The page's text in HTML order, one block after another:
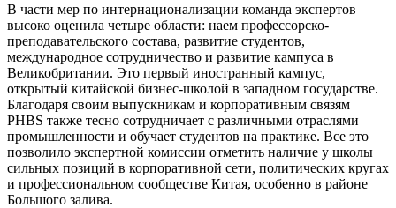
В части мер по интернационализации команда экспертов
высоко оценила четыре области: наем профессорско-
преподавательского состава, развитие студентов,
международное сотрудничество и развитие кампуса в
Великобритании. Это первый иностранный кампус,
открытый китайской бизнес-школой в западном государстве.
Благодаря своим выпускникам и корпоративным связям
PHBS также тесно сотрудничает с различными отраслями
промышленности и обучает студентов на практике. Все это
позволило экспертной комиссии отметить наличие у школы
сильных позиций в корпоративной сети, политических кругах
и профессиональном сообществе Китая, особенно в районе
Большого залива.